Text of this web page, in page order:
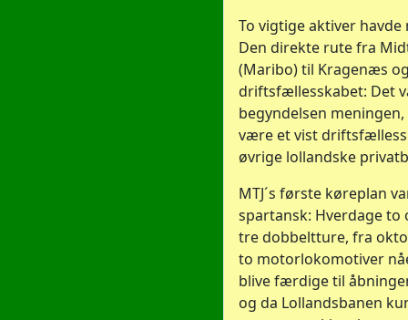
To vigtige aktiver havde
Den direkte rute fra
(Maribo) til Kragenæs
driftsfællesskabet: Det
begyndelsen
være et vist
øvrige lollandske
MTJ´s første køreplan
spartansk: Hverdage to
tre dobbeltture, fra
to motorlokomotiver
blive færdige til
og da Lollandsbanen